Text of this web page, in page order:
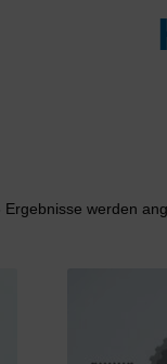
Ergebnisse werden